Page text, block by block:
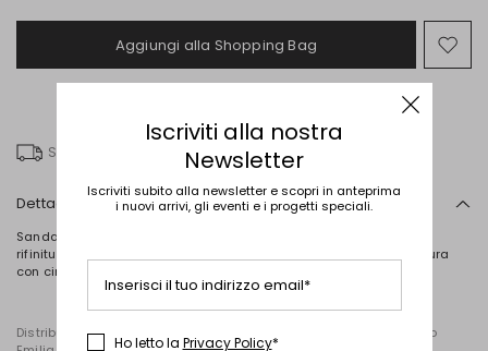
Aggiungi alla Shopping Bag
Spedizione gratuita
Dettagli
Sandali infradito realizzati in vera pelle dalla texture liscia, con
rifinitura a puntino a contrasto, fascia sul collo del piede e chiusura
con cinturino alla caviglia. Fodera in nappa, suola in gomma.
Distribuito da Diffusione Tessile S.r.l., con sede in Cavriago, Reggio
Iscriviti alla nostra
Newsletter
Iscriviti subito alla newsletter e scopri in anteprima
i nuovi arrivi, gli eventi e i progetti speciali.
Inserisci il tuo indirizzo email*
Ho letto la Privacy Policy*